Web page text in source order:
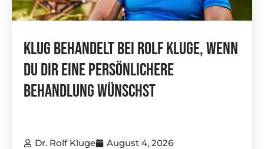
Klug Behandelt Bei Rolf Kluge, Wenn
Du Dir Eine Persönlichere
Behandlung Wünschst
Dr. Rolf Kluge August 4, 2026